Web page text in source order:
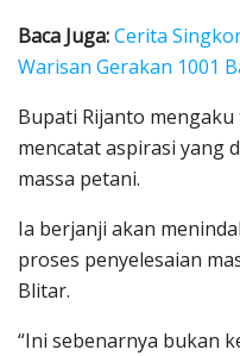
Baca Juga:Cerita
Warisan Gerakan 1001
Bupati Rijanto
mencatat aspirasi yang
massa petani.
Ia berjanji akan
proses penyelesaian
Blitar.
“Ini sebenarnya bukan